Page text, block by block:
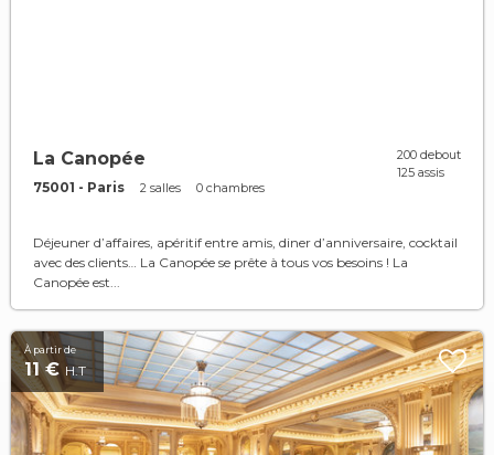
La Canopée
75001 - Paris 2 salles 0 chambres
200 debout
125 assis
Déjeuner d’affaires, apéritif entre amis, diner d’anniversaire, cocktail
avec des clients… La Canopée se prête à tous vos besoins ! La
Canopée est...
À partir de
11 € H.T